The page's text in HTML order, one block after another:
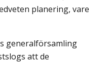
planering, vare
generalförsamling
att de